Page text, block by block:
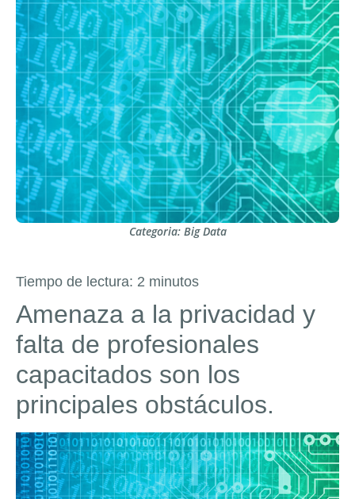
Categoria: Big Data
Tiempo de lectura: 2 minutos
Amenaza a la privacidad y
falta de profesionales
capacitados son los
principales obstáculos.